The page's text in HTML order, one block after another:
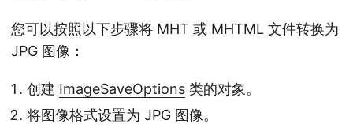
您可以按照以下步骤将 MHT 或 MHTML 文件转换为
JPG 图像：
创建 ImageSaveOptions 类的对象。
将图像格式设置为 JPG 图像。